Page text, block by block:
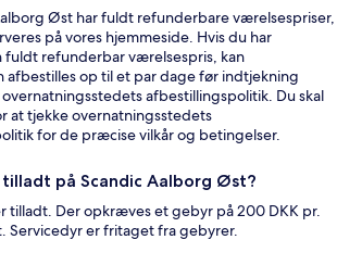
Øst har fuldt refunderbare værelsespriser,
på vores hjemmeside. Hvis du har
fuldt refunderbar værelsespris, kan
afbestilles op til et par dage før indtjekning
afbestillingspolitik. Du skal
at tjekke overnatningsstedets
for de præcise vilkår og betingelser.
på Scandic Aalborg Øst?
tilladt. Der opkræves et gebyr på 200 DKK pr.
Servicedyr er fritaget fra gebyrer.